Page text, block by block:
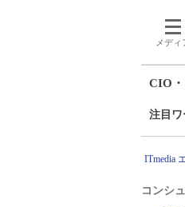
メディ
CIO
注目ワ
ITmedia
コンシ